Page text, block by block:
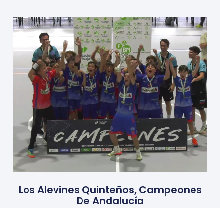
Los Alevines Quinteños, Campeones
De Andalucía